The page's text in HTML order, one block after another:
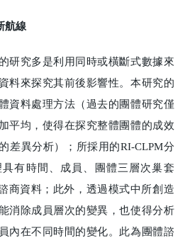
航線
究多是利用同時或橫斷式數據來
料來探究其前後影響性。本研究的
資料處理方法（過去的團體研究僅
平均，使得在探究整體團體的成效
差異分析）；所採用的RI-CLPM分
有時間、成員、團體三層次巢套
商資料；此外，透過模式中所創造
消除成員層次的變異，也使得分析
內在不同時間的變化。此為團體諮